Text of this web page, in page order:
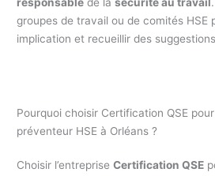
groupes de travail ou de comités HSE
implication et recueillir des
Pourquoi choisir Certification QSE
préventeur HSE à Orléans ?
Choisir l’entrepriseCertification QSE